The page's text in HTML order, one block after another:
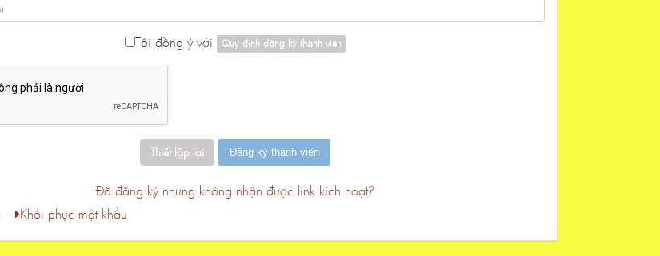
Tôi đồng ý với Quy định đăng ký thành viên
Đã đăng ký nhưng không nhận được link kích hoạt?
Khôi phục mật khẩu